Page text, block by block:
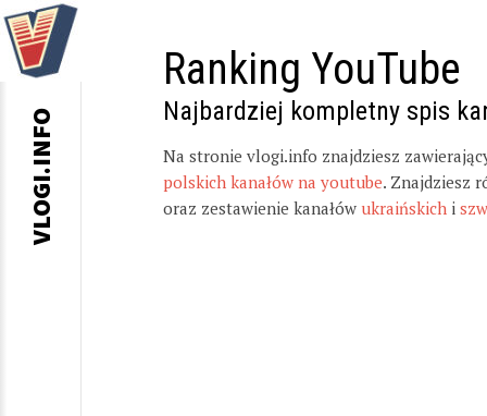
Ranking YouTube
Najbardziej kompletny spis
Na stronie vlogi.info znajdziesz
polskich kanałów na youtube. Znajdziesz
oraz zestawienie kanałów ukraińskich i
VLOGI.INFO